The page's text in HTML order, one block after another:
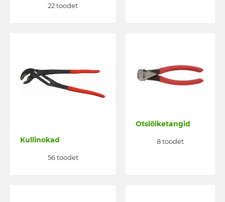
22 toodet
Kullinokad
56 toodet
Otslõiketangid
8 toodet